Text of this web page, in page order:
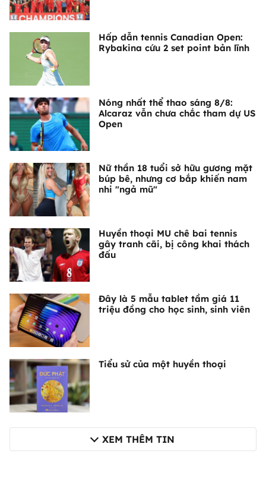
Hấp dẫn tennis Canadian Open:
Rybakina cứu 2 set point bản lĩnh
Nóng nhất thể thao sáng 8/8:
Alcaraz vẫn chưa chắc tham dự US
Open
Nữ thần 18 tuổi sở hữu gương mặt
búp bê, nhưng cơ bắp khiến nam
nhi "ngả mũ"
Huyền thoại MU chê bai tennis
gây tranh cãi, bị công khai thách
đấu
Đây là 5 mẫu tablet tầm giá 11
triệu đồng cho học sinh, sinh viên
Tiểu sử của một huyền thoại
XEM THÊM TIN